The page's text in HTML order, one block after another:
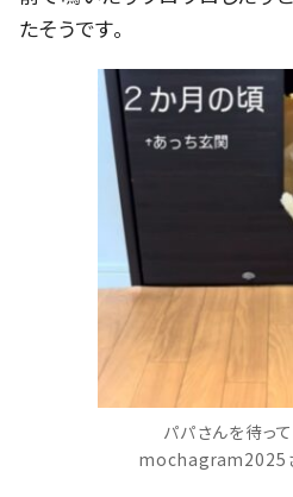
たそうです。
パパさんを待っ
mochagram2025さ